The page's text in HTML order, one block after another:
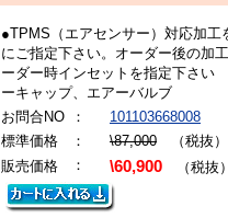
●TPMS（エアセンサー）対応加工
にご指定下さい。オーダー後の加
ーダー時インセットを指定下さい
ーキャップ、エアーバルブ
お問合NO
：
101103668008
標準価格
： \87,000 （税抜）
販売価格
： \60,900 （税抜）